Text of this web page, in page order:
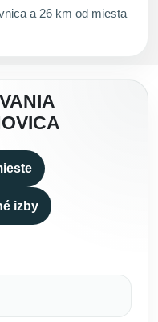
a 26 km od miesta
izby